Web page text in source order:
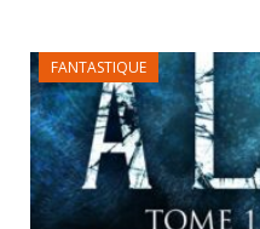
FANTASTIQUE